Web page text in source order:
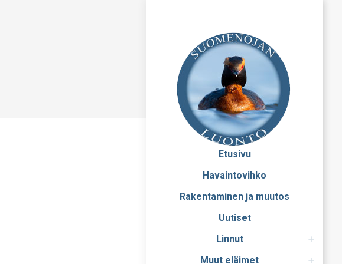
Etusivu
Havaintovihko
Rakentaminen ja muutos
Uutiset
Linnut
Muut eläimet